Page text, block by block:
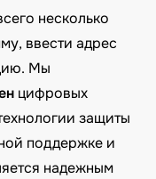
несколько
ввести адрес
Мы
цифровых
защиты
поддержке и
надежным